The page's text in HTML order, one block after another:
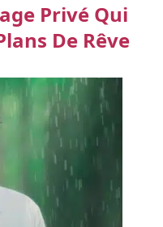
Privé Qui
De Rêve